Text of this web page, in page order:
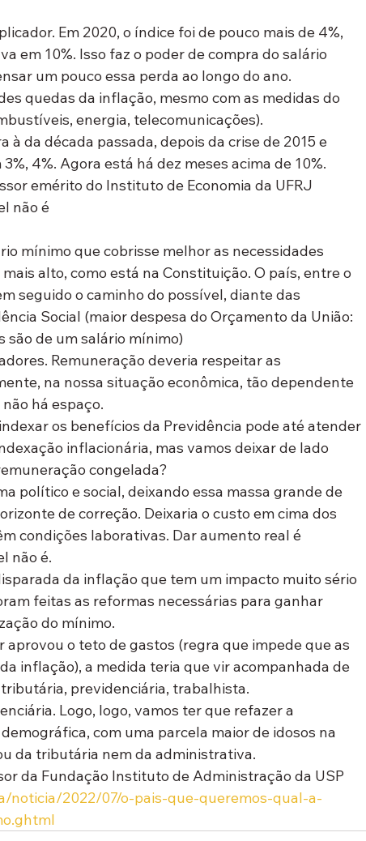
Em 2020, o índice foi de pouco mais de 4%,
em 10%. Isso faz o poder de compra do salário
um pouco essa perda ao longo do ano.
quedas da inflação, mesmo com as medidas do
energia, telecomunicações).
à da década passada, depois da crise de 2015 e
4%. Agora está há dez meses acima de 10%.
emérito do Instituto de Economia da UFRJ
não é
mínimo que cobrisse melhor as necessidades
alto, como está na Constituição. O país, entre o
seguido o caminho do possível, diante das
Social (maior despesa do Orçamento da União:
são de um salário mínimo)
Remuneração deveria respeitar as
na nossa situação econômica, tão dependente
há espaço.
os benefícios da Previdência pode até atender
inflacionária, mas vamos deixar de lado
congelada?
político e social, deixando essa massa grande de
de correção. Deixaria o custo em cima dos
condições laborativas. Dar aumento real é
não é.
da inflação que tem um impacto muito sério
feitas as reformas necessárias para ganhar
do mínimo.
o teto de gastos (regra que impede que as
inflação), a medida teria que vir acompanhada de
previdenciária, trabalhista.
Logo, logo, vamos ter que refazer a
com uma parcela maior de idosos na
da tributária nem da administrativa.
da Fundação Instituto de Administração da USP
noticia/2022/07/o-pais-que-queremos-qual-a-